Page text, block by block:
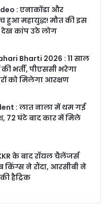
: एनाकोंडा और
हुआ महायुद्ध! मौत की इस
देख कांप उठे लोग
Bharti 2026 : 11 साल
की भर्ती, पीएससी भरेगा
को मिलेगा आरक्षण
: लात नाला में थम गई
72 घंटे बाद कार में मिले
के बाद रॉयल चैलेंजर्स
ने रौंदा, आरसीबी ने
हैट्रिक